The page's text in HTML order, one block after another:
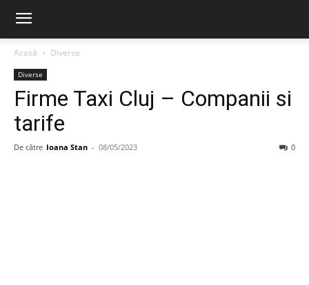
Acasă Diverse
Diverse
Firme Taxi Cluj – Companii si
tarife
De către Ioana Stan - 08/05/2023 0